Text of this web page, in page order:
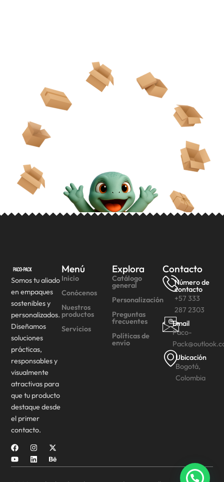
Somos tu aliado
en empaques
sostenibles y
personalizados.
Diseñamos
soluciones
prácticas,
responsables y
visualmente
atractivas para
que tu producto
destaque desde
el primer
contacto.
Menú
Inicio
Conócenos
Nuestros
productos
Servicios
Explora
Catálogo
general
Personalización
Preguntas
frecuentes
Políticas de
envío
Contacto
Número de
contacto
+57 333
287 2303
Email
Paco-
Ubicación
Bogotá,
Colombia